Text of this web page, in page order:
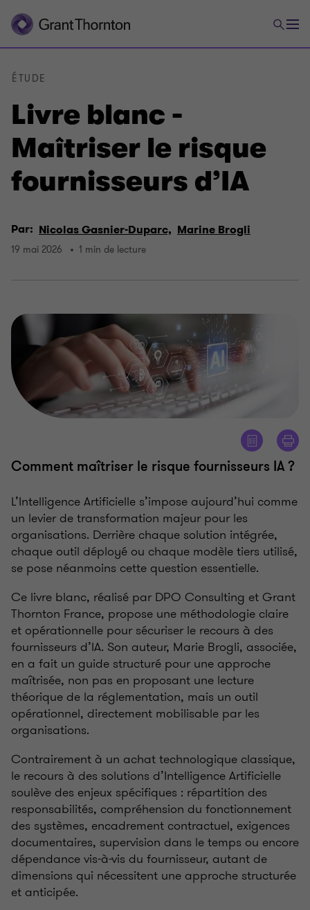
Livre blanc -
Maîtriser le risque
fournisseurs d’IA
ÉTUDE
Par: Nicolas Gasnier-Duparc, Marine Brogli
19 mai 2026 1 min de lecture
Comment maîtriser le risque fournisseurs IA?
L’Intelligence Artificielle s’impose aujourd’hui comme
un levier de transformation majeur pour les
organisations. Derrière chaque solution intégrée,
chaque outil déployé ou chaque modèle tiers utilisé,
se pose néanmoins cette question essentielle.
Ce livre blanc, réalisé par DPO Consulting et Grant
Thornton France, propose une méthodologie claire
et opérationnelle pour sécuriser le recours à des
fournisseurs d’IA. Son auteur, Marie Brogli, associée,
en a fait un guide structuré pour une approche
maîtrisée, non pas en proposant une lecture
théorique de la réglementation, mais un outil
opérationnel, directement mobilisable par les
organisations.
Contrairement à un achat technologique classique,
le recours à des solutions d’Intelligence Artificielle
soulève des enjeux spécifiques : répartition des
responsabilités, compréhension du fonctionnement
des systèmes, encadrement contractuel, exigences
documentaires, supervision dans le temps ou encore
dépendance vis-à-vis du fournisseur, autant de
dimensions qui nécessitent une approche structurée
et anticipée.